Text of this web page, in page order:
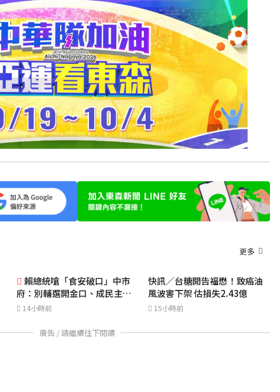
更多
賴總統嗆「食安破口」中市
府：別輔選開金口、成民主破
口14小時前
快訊／台糖開告福懋！致癌油
風波害下架 估損失2.43億
15小時前
廣告 / 請繼續往下閱讀